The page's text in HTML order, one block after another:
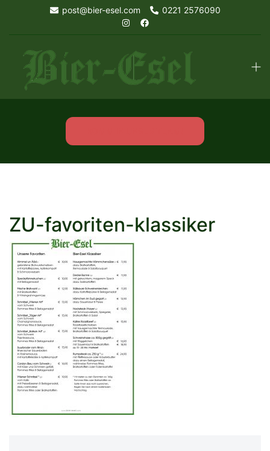
content
post@bier-esel.com 0221 2576090
ZU-favoriten-klassiker